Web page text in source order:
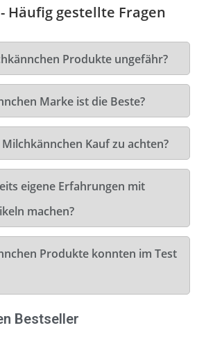
Häufig gestellte Fragen
Produkte ungefähr?
Marke ist die Beste?
Kauf zu achten?
eigene Erfahrungen mit
machen?
Produkte konnten im Test
Bestseller